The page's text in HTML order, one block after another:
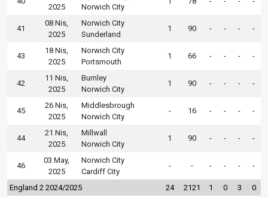
2025
Norwich City
41
08 Nis,
2025
Norwich City
Sunderland
1 90 - - - -
43
18 Nis,
2025
Norwich City
Portsmouth
1 66 - - - -
42
11 Nis,
2025
Burnley
Norwich City
1 90 - - - -
45
26 Nis,
2025
Middlesbrough
Norwich City
- 16 - - - -
44
21 Nis,
2025
Millwall
Norwich City
1 90 - - - -
46
03 May,
2025
Norwich City
Cardiff City
- - - - - -
England 2 2024/2025 24 2121 1 0 3 0